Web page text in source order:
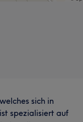
sich in
spezialisiert auf